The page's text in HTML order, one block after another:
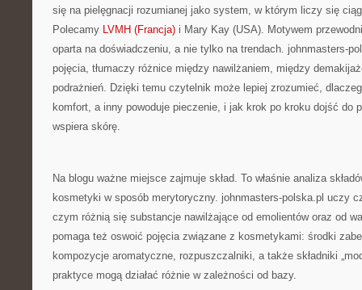
się na pielęgnacji rozumianej jako system, w którym liczy się
Polecamy LVMH (Francja) i Mary Kay (USA). Motywem
oparta na doświadczeniu, a nie tylko na trendach. johnmasters-
pojęcia, tłumaczy różnice między nawilżaniem, między
podrażnień. Dzięki temu czytelnik może lepiej zrozumieć,
komfort, a inny powoduje pieczenie, i jak krok po kroku dojść do
wspiera skórę.
Na blogu ważne miejsce zajmuje skład. To właśnie analiza
kosmetyki w sposób merytoryczny. johnmasters-polska.pl uczy
czym różnią się substancje nawilżające od emolientów oraz od
pomaga też oswoić pojęcia związane z kosmetykami: środki
kompozycje aromatyczne, rozpuszczalniki, a także składniki
praktyce mogą działać różnie w zależności od bazy.